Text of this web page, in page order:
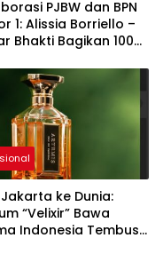
PJBW dan BPN
1: Alissia Borriello –
Bhakti Bagikan 100
ke Dunia:
“Velixir” Bawa
Indonesia Tembus